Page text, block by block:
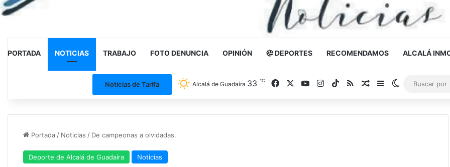
PORTADA NOTICIAS TRABAJO FOTO DENUNCIA OPINIÓN DEPORTES RECOMENDAMOS ALCALÁ
Noticias de Tarifa Alcalá de Guadaíra 33 ℃ FacebookYouTubeInstagram
TikTokRSSNoticia al azar
Barra lateral
Switch skin
Portada/ Noticias / De campeonas a olvidadas.
Deporte de Alcalá de Guadaíra Noticias